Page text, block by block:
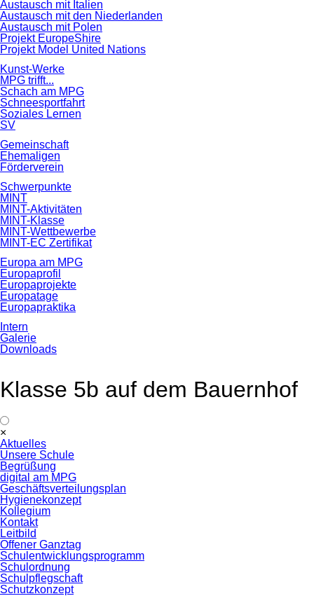
Austausch mit Italien
Austausch mit den Niederlanden
Austausch mit Polen
Projekt EuropeShire
Projekt Model United Nations
Kunst-Werke
MPG trifft...
Schach am MPG
Schneesportfahrt
Soziales Lernen
SV
Gemeinschaft
Ehemaligen
Förderverein
Schwerpunkte
MINT
MINT-Aktivitäten
MINT-Klasse
MINT-Wettbewerbe
MINT-EC Zertifikat
Europa am MPG
Europaprofil
Europaprojekte
Europatage
Europapraktika
Intern
Galerie
Downloads
Klasse 5b auf dem Bauernhof
×
überspringen
Aktuelles
Unsere Schule
Begrüßung
digital am MPG
Geschäftsverteilungsplan
Hygienekonzept
Kollegium
Kontakt
Leitbild
Offener Ganztag
Schulentwicklungsprogramm
Schulordnung
Schulpflegschaft
Schutzkonzept